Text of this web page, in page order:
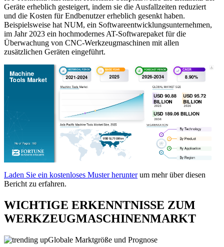
Geräte erheblich gesteigert, indem sie die Ausfallzeiten reduziert
und die Kosten für Endbenutzer erheblich gesenkt haben.
Beispielsweise hat NUM, ein Softwareentwicklungsunternehmen,
im Jahr 2023 ein hochmodernes AT-Softwarepaket für die
Überwachung von CNC-Werkzeugmaschinen mit allen
zusätzlichen Geräten eingeführt.
Laden Sie ein kostenloses Muster herunterum mehr über diesen
Bericht zu erfahren.
WICHTIGE ERKENNTNISSE ZUM
WERKZEUGMASCHINENMARKT
Globale Marktgröße und Prognose